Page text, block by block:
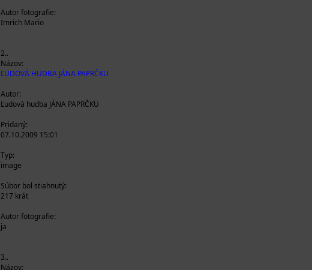
Autor fotografie:
Imrich Mario
2..
Názov:
ĽUDOVÁ HUDBA JÁNA PAPRČKU
Autor:
Ľudová hudba JÁNA PAPRČKU
Pridaný:
07.10.2009 15:01
Typ:
image
Súbor bol stiahnutý:
217 krát
Autor fotografie:
ja
3..
Názov: